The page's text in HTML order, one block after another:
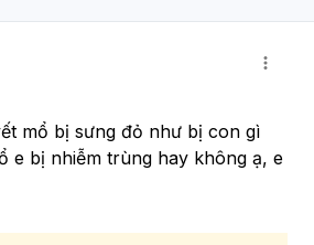
mổ bị sưng đỏ như bị con gì
e bị nhiễm trùng hay không ạ, e